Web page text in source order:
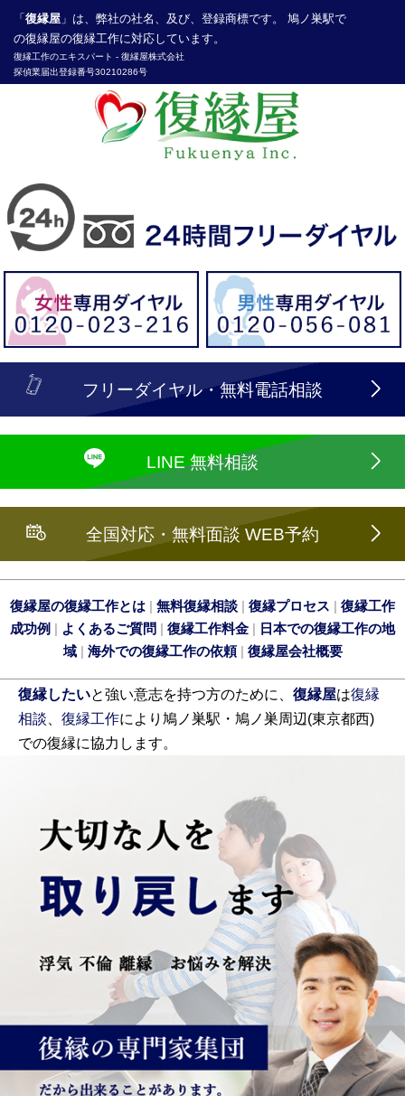
「 復縁屋 」は、弊社の社名、及び、登録商標です。 鳩ノ巣駅で
の復縁屋の復縁工作に対応しています。
復縁工作のエキスパート - 復縁屋株式会社
探偵業届出登録番号30210286号
フリーダイヤル・無料電話相談
LINE 無料相談
全国対応・無料面談 WEB予約
復縁屋の復縁工作とは | 無料復縁相談 | 復縁プロセス | 復縁工作
成功例 | よくあるご質問 | 復縁工作料金 | 日本での復縁工作の地
域| 海外での復縁工作の依頼| 復縁屋会社概要
復縁したいと強い意志を持つ方のために、 復縁屋は復縁
相談
復縁工作により鳩ノ巣駅・鳩ノ巣周辺(東京都西)
での復縁に協力します。